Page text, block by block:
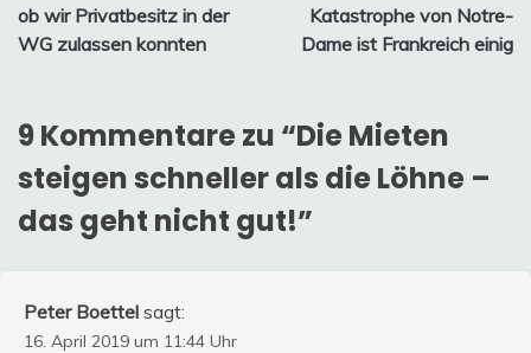
ob wir Privatbesitz in der
WG zulassen konnten
Katastrophe von Notre-
Dame ist Frankreich einig
9 Kommentare zu “Die Mieten
steigen schneller als die Löhne –
das geht nicht gut!”
Peter Boettel sagt:
16. April 2019 um 11:44 Uhr